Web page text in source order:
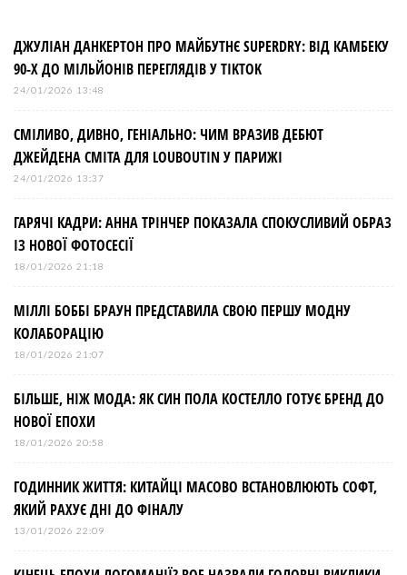
ДЖУЛІАН ДАНКЕРТОН ПРО МАЙБУТНЄ SUPERDRY: ВІД КАМБЕКУ
90-Х ДО МІЛЬЙОНІВ ПЕРЕГЛЯДІВ У TIKTOK
24/01/2026 13:48
СМІЛИВО, ДИВНО, ГЕНІАЛЬНО: ЧИМ ВРАЗИВ ДЕБЮТ
ДЖЕЙДЕНА СМІТА ДЛЯ LOUBOUTIN У ПАРИЖІ
24/01/2026 13:37
ГАРЯЧІ КАДРИ: АННА ТРІНЧЕР ПОКАЗАЛА СПОКУСЛИВИЙ ОБРАЗ
ІЗ НОВОЇ ФОТОСЕСІЇ
18/01/2026 21:18
МІЛЛІ БОББІ БРАУН ПРЕДСТАВИЛА СВОЮ ПЕРШУ МОДНУ
КОЛАБОРАЦІЮ
18/01/2026 21:07
БІЛЬШЕ, НІЖ МОДА: ЯК СИН ПОЛА КОСТЕЛЛО ГОТУЄ БРЕНД ДО
НОВОЇ ЕПОХИ
18/01/2026 20:58
ГОДИННИК ЖИТТЯ: КИТАЙЦІ МАСОВО ВСТАНОВЛЮЮТЬ СОФТ,
ЯКИЙ РАХУЄ ДНІ ДО ФІНАЛУ
13/01/2026 22:09